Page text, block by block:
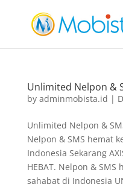
Unlimited Nelpon &
by adminmobista.id |
Unlimited Nelpon &
Nelpon & SMS hemat
Indonesia Sekarang
HEBAT. Nelpon &
sahabat di Indonesia